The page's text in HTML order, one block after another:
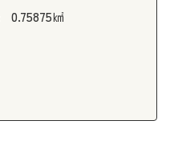
0.75875㎢